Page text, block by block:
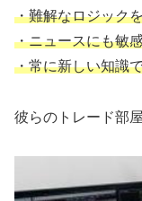
・難解なロジック
・ニュースにも敏
・常に新しい知識
彼らのトレード部